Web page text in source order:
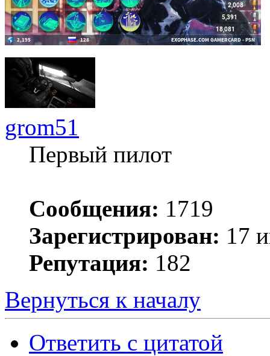
grom51
Первый пилот
Сообщения: 1719
Зарегистрирован: 17
Репутация: 182
Вернуться к началу
Ответить с цитатой